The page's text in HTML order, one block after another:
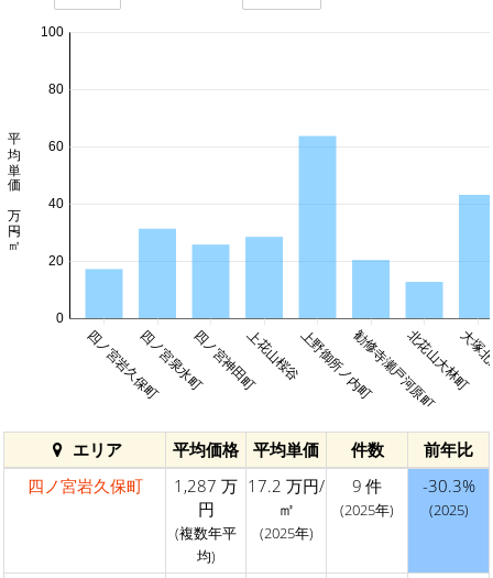
四ノ宮岩久保町四ノ宮泉水町四ノ宮神田町上花山桜谷上野御所ノ内町勧修寺瀬戸河原町北花山大林町大塚
0
20
40
60
80
100
平均単価 万円/㎡
エリア 平均価格 平均単価 件数
前年比
四ノ宮岩久保町
1,287 万
円
(複数年平
均)
17.2 万円/
㎡
(2025年)
9 件
(2025年)
-30.3%
(2025)